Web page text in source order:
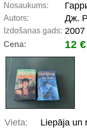
Nosaukums:
Autors: Дж.
Izdošanas gads: 2007
Cena: 12 €
Vieta: Liepāja un